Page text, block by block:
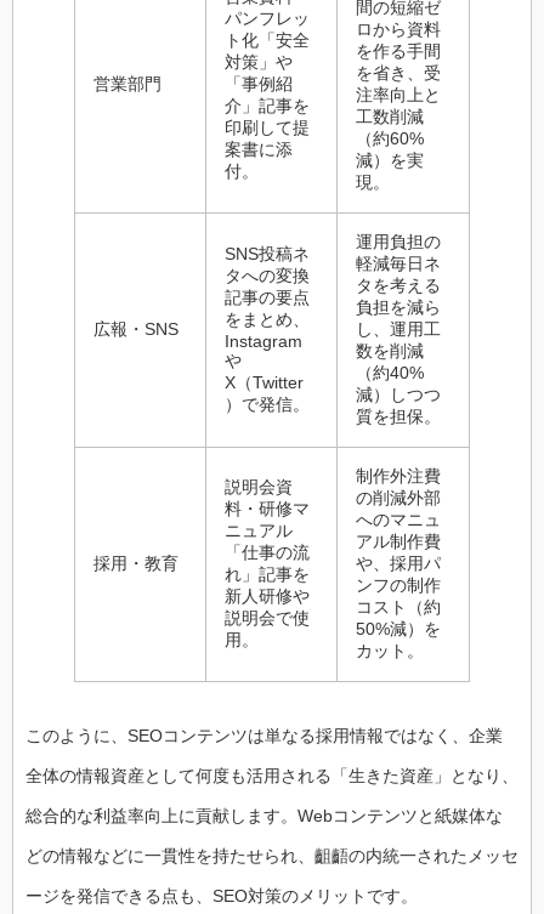
営業部門
パンフレッ
ト化「安全
対策」や
「事例紹
介」記事を
印刷して提
案書に添
付。
間の短縮ゼ
ロから資料
を作る手間
を省き、受
注率向上と
工数削減
（約60%
減）を実
現。
広報・SNS
SNS投稿ネ
タへの変換
記事の要点
をまとめ、
Instagram
や
X（Twitter
）で発信。
運用負担の
軽減毎日ネ
タを考える
負担を減ら
し、運用工
数を削減
（約40%
減）しつつ
質を担保。
採用・教育
説明会資
料・研修マ
ニュアル
「仕事の流
れ」記事を
新人研修や
説明会で使
用。
制作外注費
の削減外部
へのマニュ
アル制作費
や、採用パ
ンフの制作
コスト（約
50%減）を
カット。
このように、SEOコンテンツは単なる採用情報ではなく、企業
全体の情報資産として何度も活用される「生きた資産」となり、
総合的な利益率向上に貢献します。Webコンテンツと紙媒体な
どの情報などに一貫性を持たせられ、齟齬の内統一されたメッセ
ージを発信できる点も、SEO対策のメリットです。